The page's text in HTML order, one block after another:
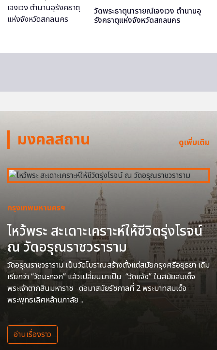
วัดพระธาตุนารายณ์เจงเวง ตำนานอุ
รังคธาตุแห่งจังหวัดสกลนคร
มงคลสถาน ดูเพิ่มเติม
กรุงเทพมหานครฯ
ไหว้พระ สะเดาะเคราะห์ให้ชีวิตรุ่งโรจน์
ณ วัดอรุณราชวราราม
วัดอรุณราชวราราม เป็นวัดโบราณสร้างตั้งแต่สมัยกรุงศรีอยุธยา เดิม
เรียกว่า “วัดมะกอก” แล้วเปลี่ยนมาเป็น “วัดแจ้ง” ในสมัยสมเด็จ
พระเจ้าตากสินมหาราช ต่อมาสมัยรัชกาลที่ 2 พระบาทสมเด็จ
พระพุทธเลิศหล้านภาลัย ..
อ่านเรื่องราว